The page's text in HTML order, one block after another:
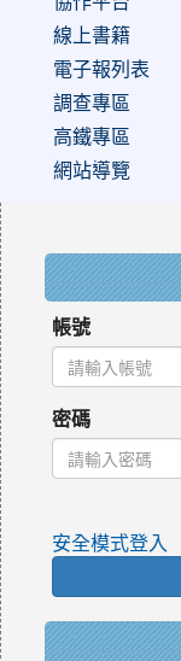
線上書籍
電子報列表
調查專區
高鐵專區
網站導覽
帳號
密碼
安全模式登入